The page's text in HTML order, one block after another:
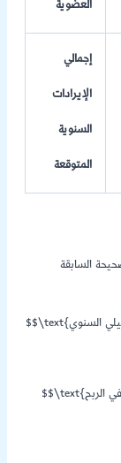
العضوية
إجمالي
الإيرادات
السنوية
المتوقعة
$$\text{صافي الربح التشغيلي السنوي} = \text{إجمالي الإيرادات السنوية} –
$$\text{صافي الربح} = 170,500 – 119,750 = 50,750 \text{ ريال سعودي